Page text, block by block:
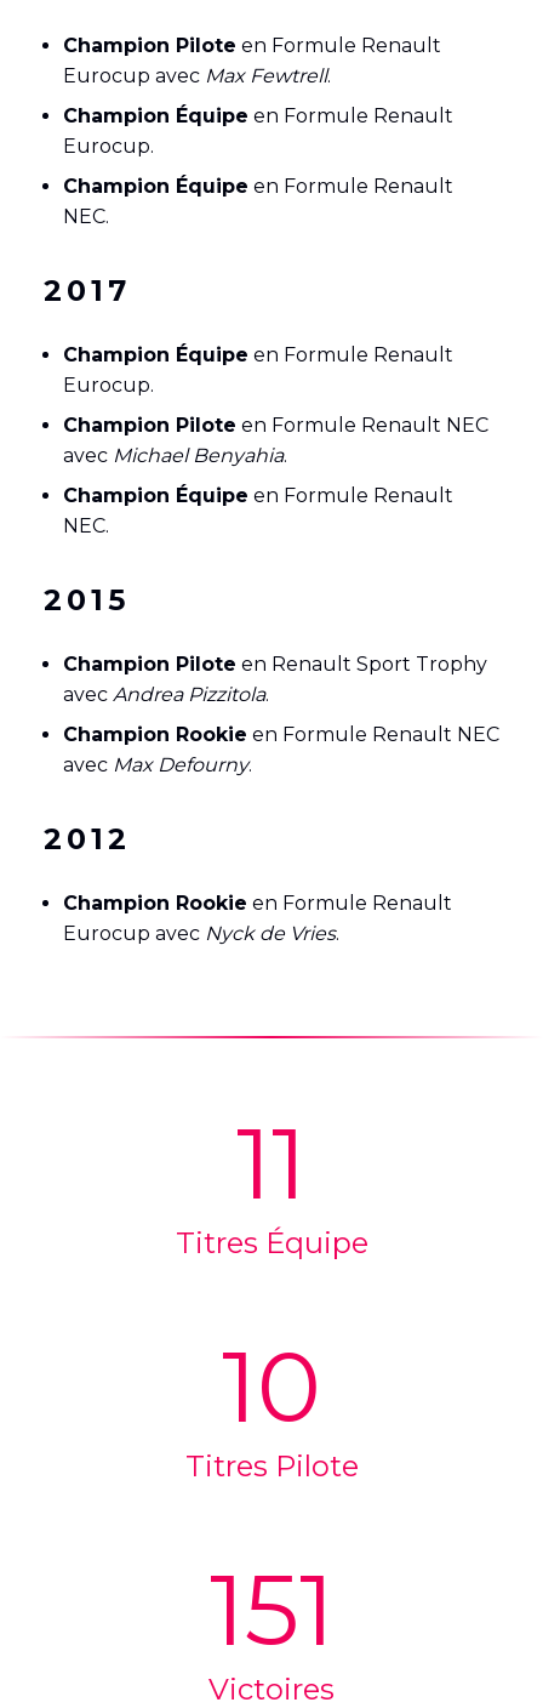
Champion Pilote en Formule Renault
Eurocup avec Max Fewtrell.
Champion Équipe en Formule Renault
Eurocup.
Champion Équipe en Formule Renault
NEC.
2017
Champion Équipe en Formule Renault
Eurocup.
Champion Pilote en Formule Renault NEC
avec Michael Benyahia.
Champion Équipe en Formule Renault
NEC.
2015
Champion Pilote en Renault Sport Trophy
avec Andrea Pizzitola.
Champion Rookie en Formule Renault NEC
avec Max Defourny.
2012
Champion Rookie en Formule Renault
Eurocup avec Nyck de Vries.
11
Titres Équipe
10
Titres Pilote
151
Victoires